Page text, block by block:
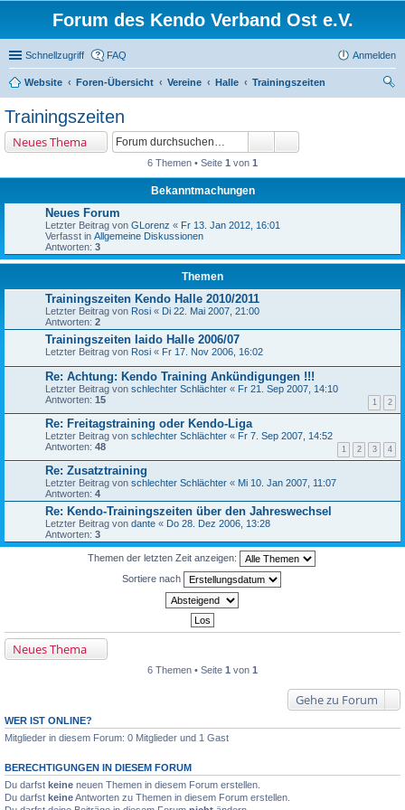
Forum des Kendo Verband Ost e.V.
Schnellzugriff FAQ Anmelden
Website Foren-Übersicht Vereine Halle
Trainingszeiten
Trainingszeiten
Neues Thema
6 Themen • Seite 1 von 1
Bekanntmachungen
Neues Forum
Letzter Beitrag von GLorenz « Fr 13. Jan 2012, 16:01
Verfasst in Allgemeine Diskussionen
Antworten: 3
Themen
Trainingszeiten Kendo Halle 2010/2011
Letzter Beitrag von Rosi « Di 22. Mai 2007, 21:00
Antworten: 2
Trainingszeiten Iaido Halle 2006/07
Letzter Beitrag von Rosi « Fr 17. Nov 2006, 16:02
Re: Achtung: Kendo Training Ankündigungen !!!
Letzter Beitrag von schlechter Schlächter « Fr 21. Sep 2007, 14:10
Antworten: 15 1 2
Re: Freitagstraining oder Kendo-Liga
Letzter Beitrag von schlechter Schlächter « Fr 7. Sep 2007, 14:52
Antworten: 48 1 2 3 4
Re: Zusatztraining
Letzter Beitrag von schlechter Schlächter « Mi 10. Jan 2007, 11:07
Antworten: 4
Re: Kendo-Trainingszeiten über den Jahreswechsel
Letzter Beitrag von dante « Do 28. Dez 2006, 13:28
Antworten: 3
Themen der letzten Zeit anzeigen:
Sortiere nach
Neues Thema
6 Themen • Seite 1 von 1
Gehe zu Forum
WER IST ONLINE?
Mitglieder in diesem Forum: 0 Mitglieder und 1 Gast
BERECHTIGUNGEN IN DIESEM FORUM
Du darfst keine neuen Themen in diesem Forum erstellen.
Du darfst keineAntworten zu Themen in diesem Forum erstellen.